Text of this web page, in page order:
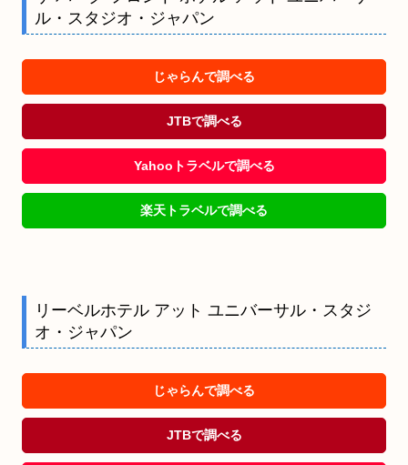
ル・スタジオ・ジャパン
じゃらんで調べる
JTBで調べる
Yahooトラベルで調べる
楽天トラベルで調べる
リーベルホテル アット ユニバーサル・スタジ
オ・ジャパン
じゃらんで調べる
JTBで調べる